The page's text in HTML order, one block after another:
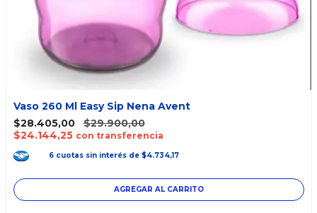
Vaso 260 Ml Easy Sip Nena Avent
$28.405,00
$29.900,00
$24.144,25 con transferencia
6 cuotas sin interés de $4.734,17